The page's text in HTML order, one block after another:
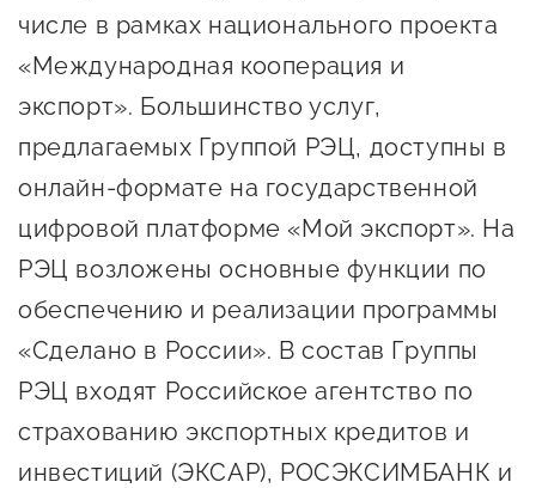
числе в рамках национального проекта
«Международная кооперация и
экспорт». Большинство услуг,
предлагаемых Группой РЭЦ, доступны в
онлайн-формате на государственной
цифровой платформе «Мой экспорт». На
РЭЦ возложены основные функции по
обеспечению и реализации программы
«Сделано в России». В состав Группы
РЭЦ входят Российское агентство по
страхованию экспортных кредитов и
инвестиций (ЭКСАР), РОСЭКСИМБАНК и